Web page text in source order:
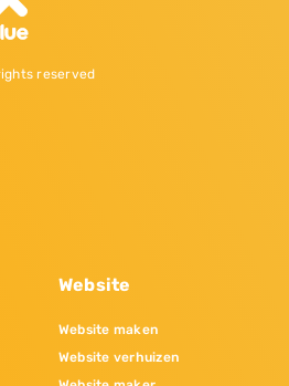
reserved
Website
Website maken
Website verhuizen